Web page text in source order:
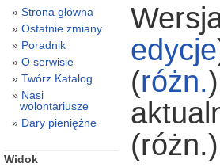
edycje
(różn.)
(różn.)
Strona główna
Ostatnie zmiany
Poradnik
O serwisie
Twórz Katalog
Nasi
wolontariusze
Dary pieniężne
Widok